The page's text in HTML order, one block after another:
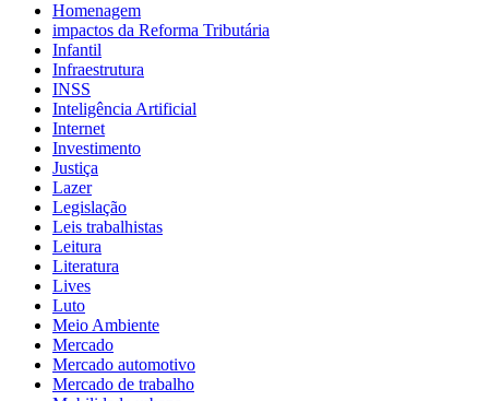
Homenagem
impactos da Reforma Tributária
Infantil
Infraestrutura
INSS
Inteligência Artificial
Internet
Investimento
Justiça
Lazer
Legislação
Leis trabalhistas
Leitura
Literatura
Lives
Luto
Meio Ambiente
Mercado
Mercado automotivo
Mercado de trabalho